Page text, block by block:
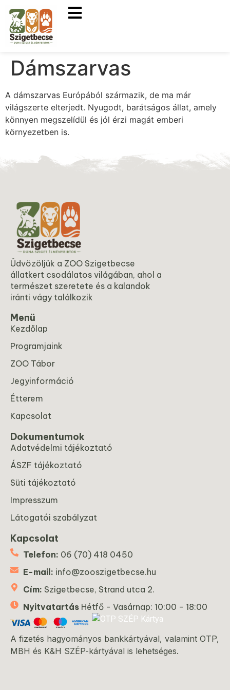
Dámszarvas
A dámszarvas Európából származik, de ma már
világszerte elterjedt. Nyugodt, barátságos állat, amely
könnyen megszelídül és jól érzi magát emberi
környezetben is.
Üdvözöljük a ZOO Szigetbecse
állatkert csodálatos világában, ahol a
természet szeretete és a kalandok
iránti vágy találkozik
Menü
Kezdőlap
Programjaink
ZOO Tábor
Jegyinformáció
Étterem
Kapcsolat
Dokumentumok
Adatvédelmi tájékoztató
ÁSZF tájékoztató
Süti tájékoztató
Impresszum
Látogatói szabályzat
Kapcsolat
Telefon: 06 (70) 418 0450
E-mail: info@zooszigetbecse.hu
Cím: Szigetbecse, Strand utca 2.
Nyitvatartás Hétfő - Vasárnap: 10:00 - 18:00
A fizetés hagyományos bankkártyával, valamint OTP,
MBH és K&H SZÉP-kártyával is lehetséges.